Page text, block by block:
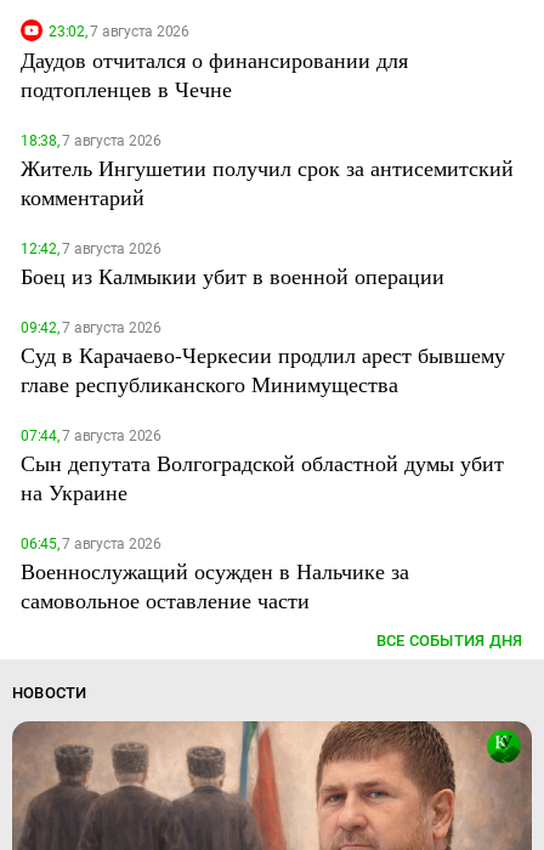
23:02,7 августа 2026
Даудов отчитался о финансировании для
подтопленцев в Чечне
18:38,7 августа 2026
Житель Ингушетии получил срок за антисемитский
комментарий
12:42,7 августа 2026
Боец из Калмыкии убит в военной операции
09:42,7 августа 2026
Суд в Карачаево-Черкесии продлил арест бывшему
главе республиканского Минимущества
07:44,7 августа 2026
Сын депутата Волгоградской областной думы убит
на Украине
06:45,7 августа 2026
Военнослужащий осужден в Нальчике за
самовольное оставление части
ВСЕ СОБЫТИЯ ДНЯ
НОВОСТИ